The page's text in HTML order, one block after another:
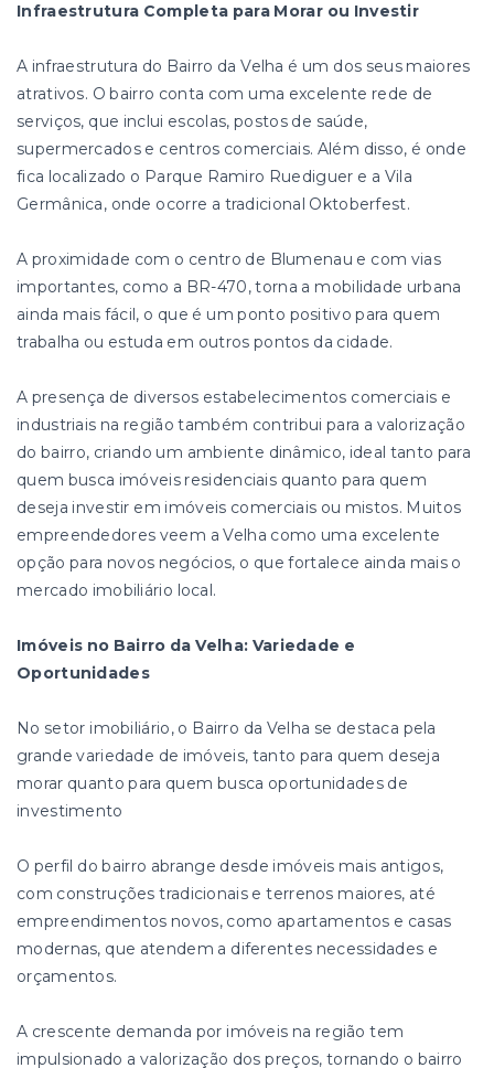
Infraestrutura Completa para Morar ou Investir
A infraestrutura do Bairro da Velha é um dos seus maiores
atrativos. O bairro conta com uma excelente rede de
serviços, que inclui escolas, postos de saúde,
supermercados e centros comerciais. Além disso, é onde
fica localizado o Parque Ramiro Ruediguer e a Vila
Germânica, onde ocorre a tradicional Oktoberfest.
A proximidade com o centro de Blumenau e com vias
importantes, como a BR-470, torna a mobilidade urbana
ainda mais fácil, o que é um ponto positivo para quem
trabalha ou estuda em outros pontos da cidade.
A presença de diversos estabelecimentos comerciais e
industriais na região também contribui para a valorização
do bairro, criando um ambiente dinâmico, ideal tanto para
quem busca imóveis residenciais quanto para quem
deseja investir em imóveis comerciais ou mistos. Muitos
empreendedores veem a Velha como uma excelente
opção para novos negócios, o que fortalece ainda mais o
mercado imobiliário local.
Imóveis no Bairro da Velha: Variedade e
Oportunidades
No setor imobiliário, o Bairro da Velha se destaca pela
grande variedade de imóveis, tanto para quem deseja
morar quanto para quem busca oportunidades de
investimento
O perfil do bairro abrange desde imóveis mais antigos,
com construções tradicionais e terrenos maiores, até
empreendimentos novos, como apartamentos e casas
modernas, que atendem a diferentes necessidades e
orçamentos.
A crescente demanda por imóveis na região tem
impulsionado a valorização dos preços, tornando o bairro